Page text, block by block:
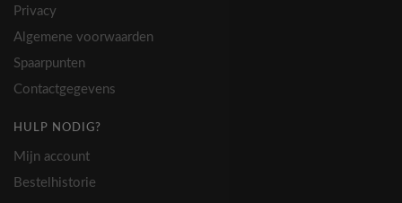
op
de
Privacy
Algemene voorwaarden
Spaarpunten
Contactgegevens
HULP NODIG?
Mijn account
Bestelhistorie